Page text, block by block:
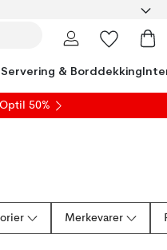
Servering & Borddekking
50%
Merkevarer